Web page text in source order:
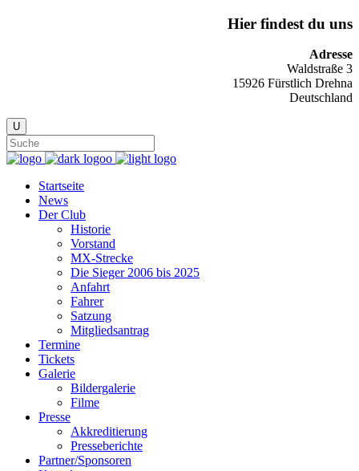
Hier findest du uns
Adresse
Waldstraße 3
15926 Fürstlich Drehna
Deutschland
Startseite
News
Der Club
Historie
Vorstand
MX-Strecke
Die Sieger 2006 bis 2025
Anfahrt
Fahrer
Satzung
Mitgliedsantrag
Termine
Tickets
Galerie
Bildergalerie
Filme
Presse
Akkreditierung
Presseberichte
Partner/Sponsoren